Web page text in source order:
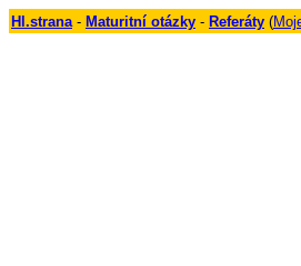
Hl.strana- Maturitní otázky - Referáty (